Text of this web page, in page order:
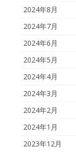
2024年8月
2024年7月
2024年6月
2024年5月
2024年4月
2024年3月
2024年2月
2024年1月
2023年12月